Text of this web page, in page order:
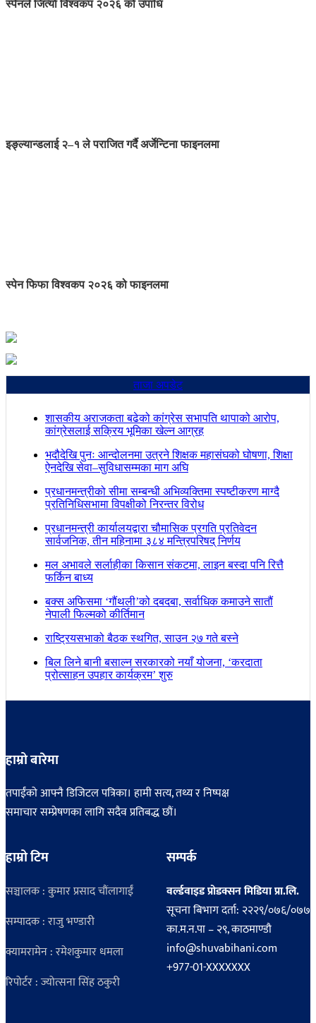
स्पेनले जित्याे विश्वकप २०२६ को उपाधि
इङ्ल्यान्डलाई २–१ ले पराजित गर्दै अर्जेन्टिना फाइनलमा
स्पेन फिफा विश्वकप २०२६ को फाइनलमा
ताजा अपडेट
शासकीय अराजकता बढेको कांग्रेस सभापति थापाको आरोप,
कांग्रेसलाई सक्रिय भूमिका खेल्न आग्रह
भदौदेखि पुनः आन्दोलनमा उत्रने शिक्षक महासंघको घोषणा, शिक्षा
ऐनदेखि सेवा–सुविधासम्मका माग अघि
प्रधानमन्त्रीको सीमा सम्बन्धी अभिव्यक्तिमा स्पष्टीकरण माग्दै
प्रतिनिधिसभामा विपक्षीको निरन्तर विरोध
प्रधानमन्त्री कार्यालयद्वारा चौमासिक प्रगति प्रतिवेदन
सार्वजनिक, तीन महिनामा ३८४ मन्त्रिपरिषद् निर्णय
मल अभावले सर्लाहीका किसान संकटमा, लाइन बस्दा पनि रित्तै
फर्किन बाध्य
बक्स अफिसमा ‘गौंथली’को दबदबा, सर्वाधिक कमाउने सातौं
नेपाली फिल्मको कीर्तिमान
राष्ट्रियसभाको बैठक स्थगित, साउन २७ गते बस्ने
बिल लिने बानी बसाल्न सरकारको नयाँ योजना, ‘करदाता
प्रोत्साहन उपहार कार्यक्रम’ शुरु
हाम्रो बारेमा
तपाईंको आफ्नै डिजिटल पत्रिका। हामी सत्य, तथ्य र निष्पक्ष
समाचार सम्प्रेषणका लागि सदैव प्रतिबद्ध छौं।
हाम्रो टिम
सञ्चालक : कुमार प्रसाद चौंलागाईं
सम्पादक : राजु भण्डारी
क्यामरामेन : रमेशकुमार धमला
रिपोर्टर : ज्योत्सना सिंह ठकुरी
सम्पर्क
वर्ल्डवाइड प्रोडक्सन मिडिया प्रा.लि.
सूचना बिभाग दर्ता: २२२९/०७६/०७७
का.म.न.पा – २९, काठमाण्डौ
info@shuvabihani.com
+977-01-XXXXXXX